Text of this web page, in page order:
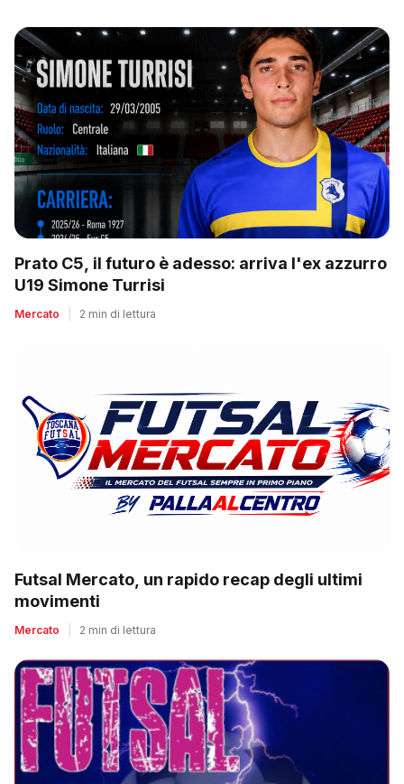
Prato C5, il futuro è adesso: arriva l'ex azzurro
U19 Simone Turrisi
Mercato 2 min di lettura
Futsal Mercato, un rapido recap degli ultimi
movimenti
Mercato 2 min di lettura